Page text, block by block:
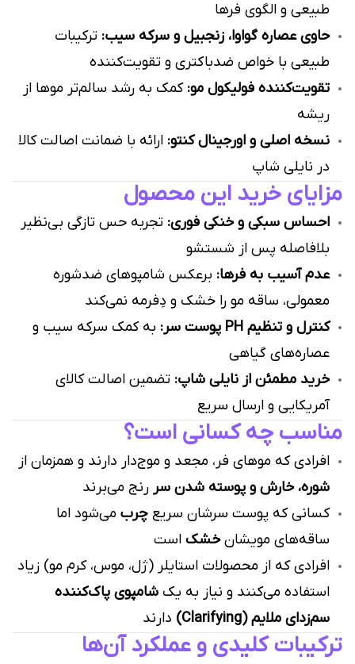
طبیعی و الگوی فرها
حاوی عصاره گواوا، زنجبیل و سرکه سیب: ترکیبات
طبیعی با خواص ضدباکتری و تقویت‌کننده
تقویت‌کننده فولیکول مو: کمک به رشد سالم‌تر موها از
ریشه
نسخه اصلی و اورجینال کنتو: ارائه با ضمانت اصالت کالا
در نایلی شاپ
مزایای خرید این محصول
احساس سبکی و خنکی فوری: تجربه حس تازگی بی‌نظیر
بلافاصله پس از شستشو
عدم آسیب به فرها: برعکس شامپوهای ضدشوره
معمولی، ساقه مو را خشک و دِفرمه نمی‌کند
کنترل و تنظیم PH پوست سر:
به کمک سرکه سیب و
عصاره‌های گیاهی
خرید مطمئن از نایلی شاپ: تضمین اصالت کالای
آمریکایی و ارسال سریع
مناسب چه کسانی است؟
افرادی که موهای فر، مجعد و موج‌دار دارند و همزمان از
شوره، خارش و پوسته شدن سر رنج می‌برند
کسانی که پوست سرشان سریع چرب می‌شود اما
ساقه‌های مویشانخشک است
افرادی که از محصولات استایلر (ژل، موس، کرم مو) زیاد
استفاده می‌کنند و نیاز به یک شامپوی پاک‌کننده
سم‌زدای ملایم (Clarifying)
دارند
ترکیبات کلیدی و عملکرد آن‌ها